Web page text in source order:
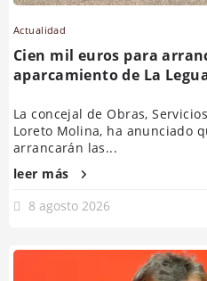
Actualidad
Cien mil euros para
aparcamiento de La
La concejal de Obras,
Loreto Molina, ha anunciado
arrancarán las...
leer más
8 agosto 2026